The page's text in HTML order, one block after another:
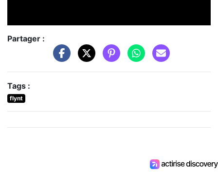
Partager :
Tags :
flynt